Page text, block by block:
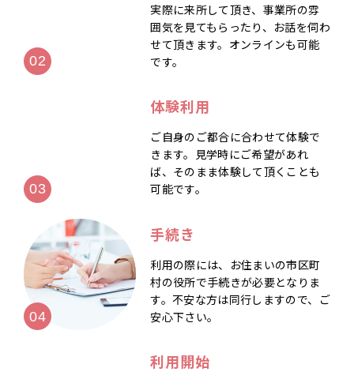
実際に来所して頂き、事業所の雰
囲気を見てもらったり、お話を伺わ
せて頂きます。オンラインも可能
です。
体験利用
ご自身のご都合に合わせて体験で
きます。見学時にご希望があれ
ば、そのまま体験して頂くことも
可能です。
手続き
利用の際には、お住まいの市区町
村の役所で手続きが必要となりま
す。不安な方は同行しますので、ご
安心下さい。
利用開始